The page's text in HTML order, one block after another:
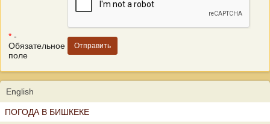
* -
Обязательное
поле
English
ПОГОДА В БИШКЕКЕ